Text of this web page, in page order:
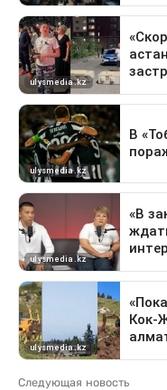
Следующая новость